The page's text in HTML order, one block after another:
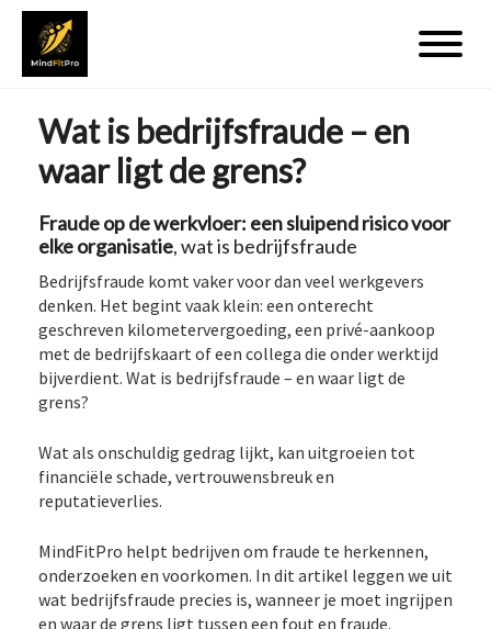
Wat is bedrijfsfraude – en
waar ligt de grens?
Fraude op de werkvloer: een sluipend risico voor
elke organisatie, wat is bedrijfsfraude
Bedrijfsfraude komt vaker voor dan veel werkgevers
denken. Het begint vaak klein: een onterecht
geschreven kilometervergoeding, een privé-aankoop
met de bedrijfskaart of een collega die onder werktijd
bijverdient. Wat is bedrijfsfraude – en waar ligt de
grens?
Wat als onschuldig gedrag lijkt, kan uitgroeien tot
financiële schade, vertrouwensbreuk en
reputatieverlies.
MindFitPro helpt bedrijven om fraude te herkennen,
onderzoeken en voorkomen. In dit artikel leggen we uit
wat bedrijfsfraude precies is, wanneer je moet ingrijpen
en waar de grens ligt tussen een fout en fraude.